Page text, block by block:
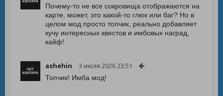
Почему-то не все сокровища отображаются на
карте, может, это какой-то глюк или баг? Но в
целом мод просто топчик, реально добавляет
кучу интересных квестов и имбовых наград,
кайф!
ashehin 3 июля 2026 23:51
Топчик! Имба мод!